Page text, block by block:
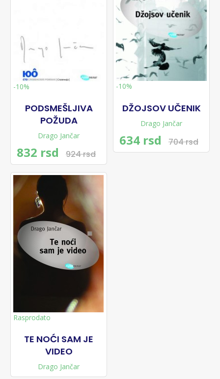
-10%
PODSMEŠLJIVA
POŽUDA
Drago Jančar
832 rsd 924 rsd
-10%
DŽOJSOV UČENIK
Drago Jančar
634 rsd 704 rsd
Rasprodato
TE NOĆI SAM JE
VIDEO
Drago Jančar